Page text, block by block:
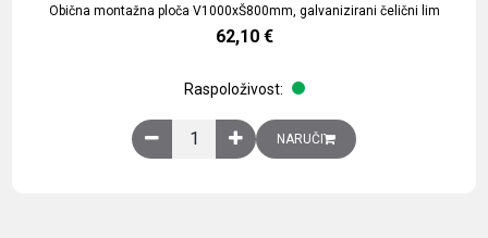
Obična montažna ploča V1000xŠ800mm, galvanizirani čelični lim
62,10 €
Raspoloživost:
Obična montažna ploča V1000xŠ800mm,
NARUČI